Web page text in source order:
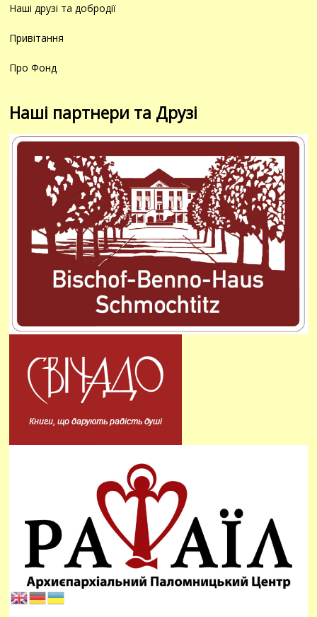
Наші друзі та добродії
Привітання
Про Фонд
Наші партнери та Друзі